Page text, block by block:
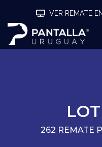
VER REMATE
262 REMATE